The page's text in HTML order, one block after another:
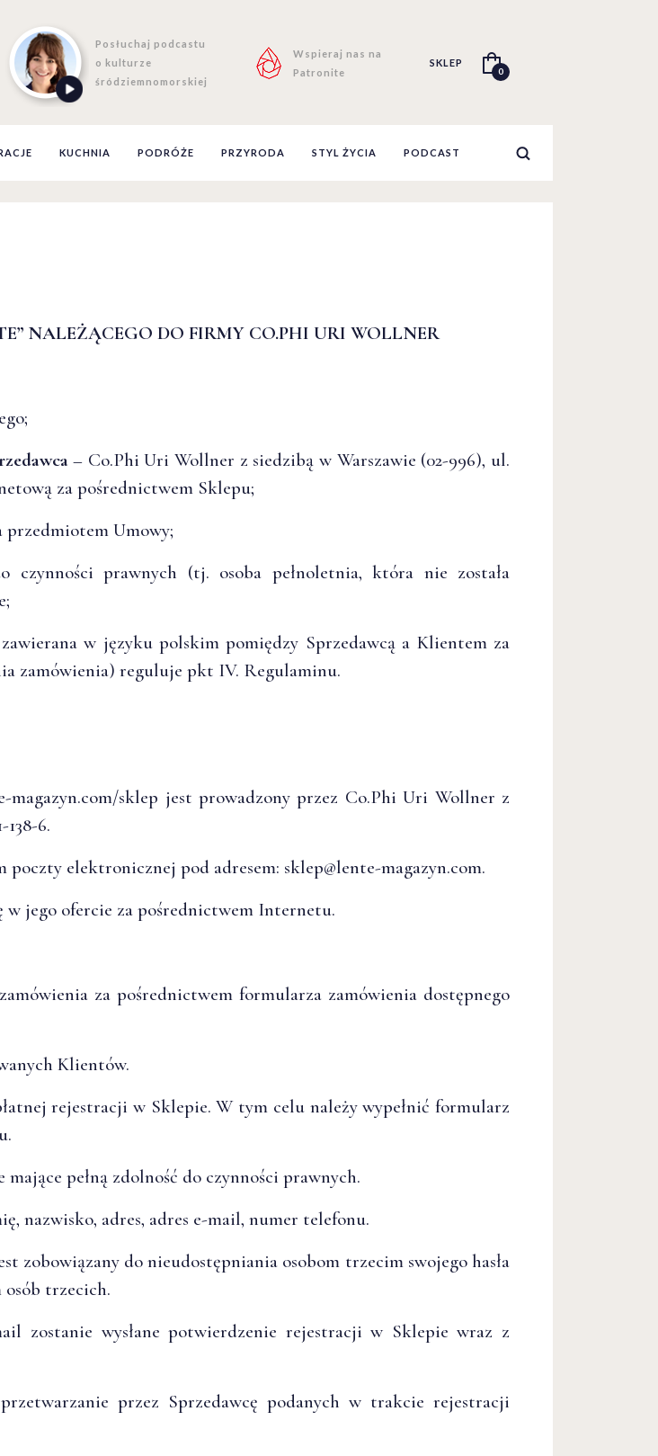
Posłuchaj podcastu
o kulturze
śródziemnomorskiej
Wspieraj nas na
Patronite
SKLEP
0
KUCHNIA PODRÓŻE PRZYRODA STYL ŻYCIA PODCAST
NALEŻĄCEGO DO FIRMY CO.PHI URI WOLLNER
– Co.Phi Uri Wollner z siedzibą w Warszawie (02-996), ul.
za pośrednictwem Sklepu;
przedmiotem Umowy;
czynności prawnych (tj. osoba pełnoletnia, która nie została
w języku polskim pomiędzy Sprzedawcą a Klientem za
zamówienia) reguluje pkt IV. Regulaminu.
sklep jest prowadzony przez Co.Phi Uri Wollner z
138-6.
elektronicznej pod adresem: sklep@lente-magazyn.com.
jego ofercie za pośrednictwem Internetu.
za pośrednictwem formularza zamówienia dostępnego
Klientów.
rejestracji w Sklepie. W tym celu należy wypełnić formularz
pełną zdolność do czynności prawnych.
nazwisko, adres, adres e-mail, numer telefonu.
zobowiązany do nieudostępniania osobom trzecim swojego hasła
osób trzecich.
zostanie wysłane potwierdzenie rejestracji w Sklepie wraz z
przez Sprzedawcę podanych w trakcie rejestracji